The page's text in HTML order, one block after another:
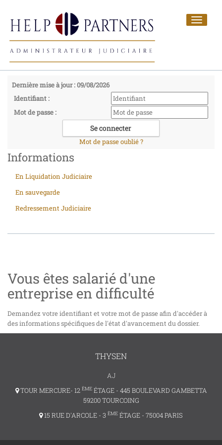
Toggle
Dernière mise à jour : 09/08/2026
Identifiant :
Mot de passe :
Mot de passe oublié ?
Informations
En Liquidation Judiciaire
En sauvegarde
Redressement Judiciaire
Vous êtes salarié d'une
entreprise en difficulté
Demandez votre identifiant et votre mot de passe afin d'accéder à
des informations spécifiques de l'état d'avancement du dossier.
THYSEN
AJ
TOUR MERCURE- 12 ÈMEÉTAGE - 445 BOULEVARD GAMBETTA
59200 TOURCOING
15 RUE D'ARCOLE - 3 ÈME ÉTAGE - 75004 PARIS